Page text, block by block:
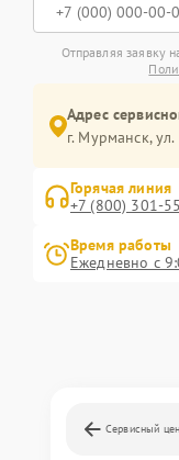
Отправляя заявку
Адрес
г. Мурманск,
Горячая линия
+7 (800) 301-
Время работы
Ежедневно с
Сервисный